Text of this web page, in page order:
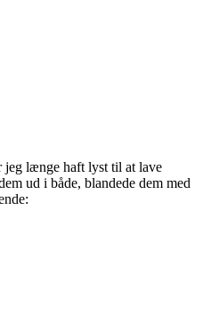
jeg længe haft lyst til at lave
ud i både, blandede dem med